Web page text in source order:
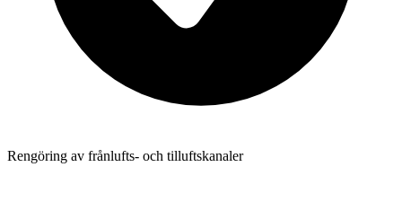
Rengöring av frånlufts- och tilluftskanaler